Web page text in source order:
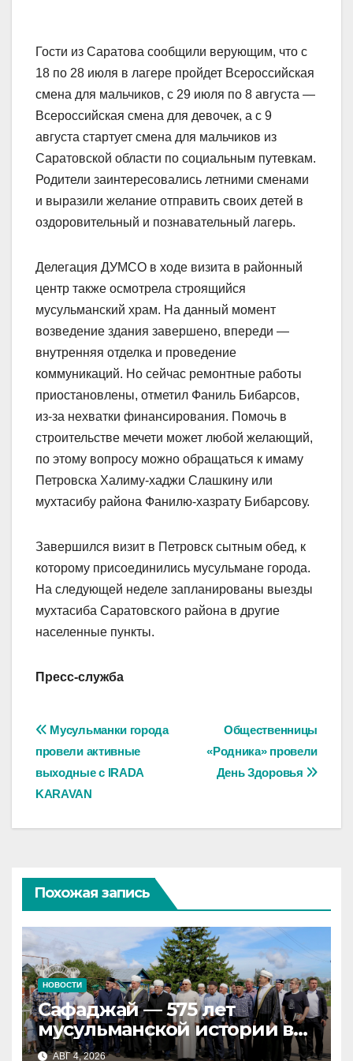
Гости из Саратова сообщили верующим, что с
18 по 28 июля в лагере пройдет Всероссийская
смена для мальчиков, с 29 июля по 8 августа —
Всероссийская смена для девочек, а с 9
августа стартует смена для мальчиков из
Саратовской области по социальным путевкам.
Родители заинтересовались летними сменами
и выразили желание отправить своих детей в
оздоровительный и познавательный лагерь.
Делегация ДУМСО в ходе визита в районный
центр также осмотрела строящийся
мусульманский храм. На данный момент
возведение здания завершено, впереди —
внутренняя отделка и проведение
коммуникаций. Но сейчас ремонтные работы
приостановлены, отметил Фаниль Бибарсов,
из-за нехватки финансирования. Помочь в
строительстве мечети может любой желающий,
по этому вопросу можно обращаться к имаму
Петровска Халиму-хаджи Слашкину или
мухтасибу района Фанилю-хазрату Бибарсову.
Завершился визит в Петровск сытным обед, к
которому присоединились мусульмане города.
На следующей неделе запланированы выезды
мухтасиба Саратовского района в другие
населенные пункты.
Пресс-служба
Навигация
по
записям
Общественницы
«Родника» провели
День Здоровья
Мусульманки города
провели активные
выходные с IRADA
KARAVAN
Похожая запись
НОВОСТИ
Сафаджай — 575 лет
мусульманской истории в
самой сердцевине России
АВГ 4, 2026